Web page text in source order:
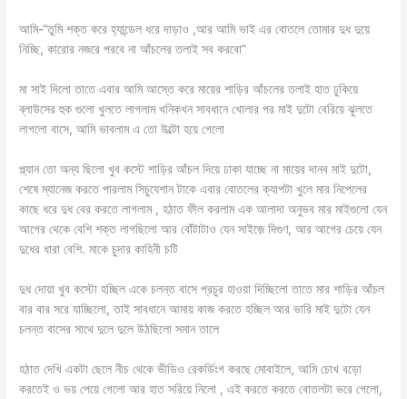
আমি-“তুমি শক্ত করে হ্যান্ডেল ধরে দাড়াও ,আর আমি ভাই এর বোতলে তোমার দুধ দুয়ে
নিচ্ছি, কারোর নজরে পরবে না আঁচলের তলাই সব করবো”
মা সাই দিলো তাতে এবার আমি আস্তে করে মায়ের শাড়ির আঁচলের তলাই হাত ঢুকিয়ে
ব্লাউসের হুক গুলো খুলতে লাগলাম খনিকখন সাবধানে খোলার পর মাই দুটো বেরিয়ে ঝুলতে
লাগলো বাসে, আমি ভাবলাম এ তো উল্টো হয়ে গেলো
প্ল্যান তো অন্য ছিলো খুব কস্টে শাড়ির আঁচল দিয়ে ঢাকা যাচ্ছে না মায়ের দানব মাই দুটো,
শেষে ম্যানেজ করতে পারলাম সিচুযেশান টাকে এবার বোতলের ক্যাপটা খুলে মার নিপেলের
কাছে ধরে দুধ বের করতে লাগলাম , হঠাত ফীল করলাম এক আলাদা অনুভব মার মাইগুলো যেন
আগের থেকে বেশি শক্ত লাগছিলো আর বোঁটাটাও যেন সাইজ়ে দিগুণ, আর আগের চেয়ে যেন
দুধের ধারা বেশি. মাকে চুদার কাহিনী চটি
দুধ দোয়া খুব কস্টো হচ্ছিল একে চলন্ত বাসে প্রচুর হাওয়া দিচ্ছিলো তাতে মার শাড়ির আঁচল
বার বার সরে যাচ্ছিলো, তাই সাবধানে আমায় কাজ করতে হচ্ছিল আর ভারি মাই দুটো যেন
চলন্ত বাসের সাথে দুলে দুলে উঠছিলো সমান তালে
হঠাত দেখি একটা ছেলে নীচ থেকে ভীডিও রেকর্ডিংগ করছে মোবাইলে, আমি চোখ বড়ো
করতেই ও ভয় পেয়ে গেলো আর হাত সরিয়ে নিলো , এই করতে করতে বোতলটা ভরে গেলো,